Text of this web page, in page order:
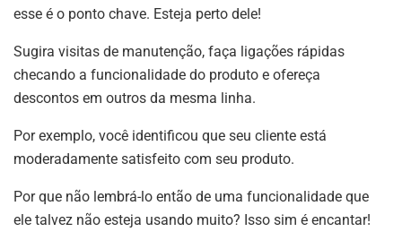
esse é o ponto chave. Esteja perto dele!
Sugira visitas de manutenção, faça ligações rápidas
checando a funcionalidade do produto e ofereça
descontos em outros da mesma linha.
Por exemplo, você identificou que seu cliente está
moderadamente satisfeito com seu produto.
Por que não lembrá-lo então de uma funcionalidade que
ele talvez não esteja usando muito? Isso sim é encantar!